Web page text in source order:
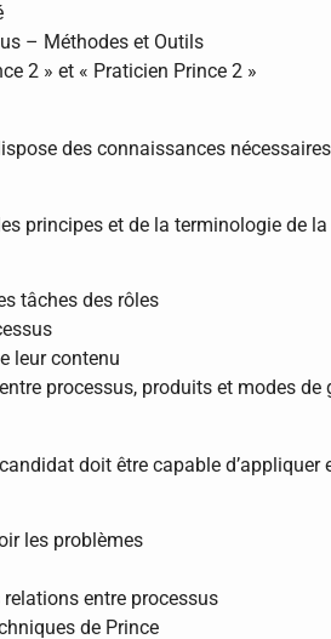
– Méthodes et Outils
2 » et « Praticien Prince 2 »
des connaissances
principes et de la terminologie de
tâches des rôles
leur contenu
processus, produits et modes de
doit être capable d’appliquer
les problèmes
entre processus
de Prince